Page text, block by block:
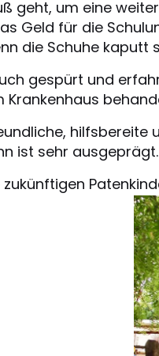
geht, um eine
Geld für die
die Schuhe kaputt
gespürt und
Krankenhaus
hilfsbereite
ist sehr ausgeprägt.